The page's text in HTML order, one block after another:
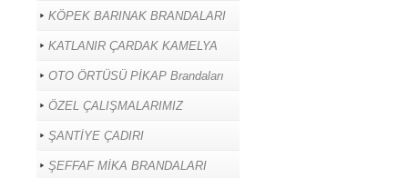
KÖPEK BARINAK BRANDALARI
KATLANIR ÇARDAK KAMELYA
OTO ÖRTÜSÜ PİKAP Brandaları
ÖZEL ÇALIŞMALARIMIZ
ŞANTİYE ÇADIRI
ŞEFFAF MİKA BRANDALARI